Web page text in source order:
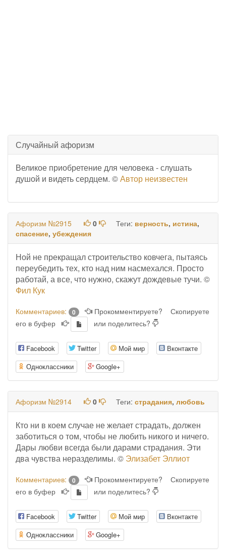
Случайный афоризм
Великое приобретение для человека - слушать
душой и видеть сердцем. ©Автор неизвестен
Афоризм №2915 0 Теги: верность, истина,
спасение, убеждения
Ной не прекращал строительство ковчега, пытаясь
переубедить тех, кто над ним насмехался. Просто
работай, а все, что нужно, скажут дождевые тучи. ©
Фил Кук
Комментариев: 0 Прокомментируете?
Скопируете
его в буфер
или поделитесь?
Facebook Twitter Мой мир
Вконтакте
Одноклассники
Google+
Афоризм №2914 0 Теги: страдания, любовь
Кто ни в коем случае не желает страдать, должен
заботиться о том, чтобы не любить никого и ничего.
Дары любви всегда были дарами страдания. Эти
два чувства неразделимы. © Элизабет Эллиот
Комментариев: 0 Прокомментируете?
Скопируете
его в буфер
или поделитесь?
Facebook Twitter Мой мир
Вконтакте
Одноклассники
Google+